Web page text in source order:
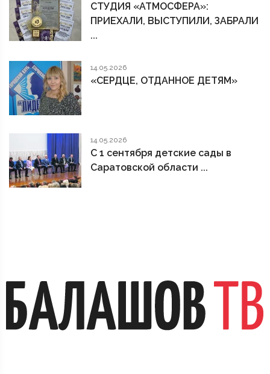
СТУДИЯ «АТМОСФЕРА»:
ПРИЕХАЛИ, ВЫСТУПИЛИ, ЗАБРАЛИ
...
14.05.2026
«СЕРДЦЕ, ОТДАННОЕ ДЕТЯМ»
14.05.2026
С 1 сентября детские сады в
Саратовской области ...